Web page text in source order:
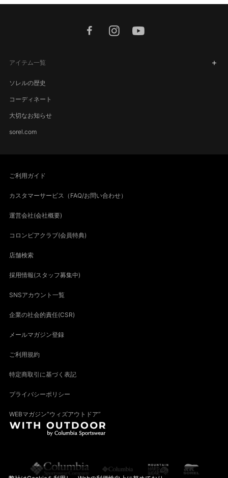
facebookinstagram
アイテム一覧
ソレルの歴史
コーディネート
大切なお知らせ
sorel.com
ご利用ガイド
カスタマーサービス（FAQ/お問い合わせ）
運営会社(会社概要)
コロンビアクラブ(会員特典)
店舗検索
採用情報(スタッフ募集中)
SNSアカウント一覧
企業の社会的責任(CSR)
メールマガジン登録
ご利用規約
特定商取引に基づく表記
プライバシーポリシー
WEBマガジン“ウィズアウトドア”